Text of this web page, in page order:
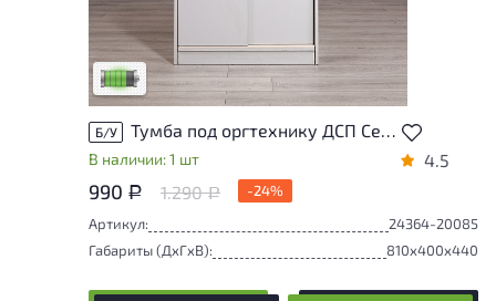
У товара присутствуют незначительные
следы эксплуатации, не влияющие на
удобство его использования
Низкая степень износа
Б/У
В наличии: 1 шт 4.5
990 Р 1.290Р
-24%
Артикул:
24364-20085
Габариты (ДxГxВ):
810x400x440